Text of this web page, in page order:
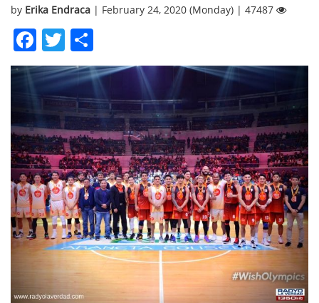
by Erika Endraca | February 24, 2020 (Monday) | 47487
Facebook
Twitter